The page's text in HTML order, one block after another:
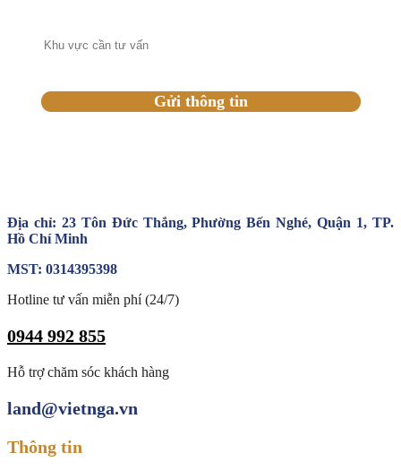
Địa chỉ: 23 Tôn Đức Thắng, Phường Bến Nghé, Quận 1, TP.
Hồ Chí Minh
MST: 0314395398
Hotline tư vấn miễn phí (24/7)
0944 992 855
Hỗ trợ chăm sóc khách hàng
land@vietnga.vn
Thông tin